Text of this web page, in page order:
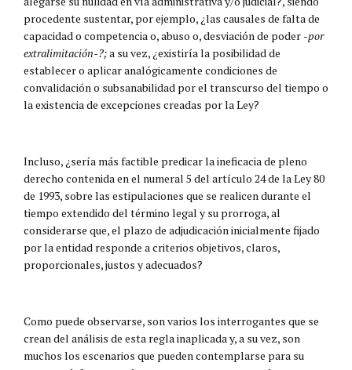
procedente sustentar, por ejemplo, ¿las causales de falta de
capacidad o competencia o, abuso o, desviación de poder -por
extralimitación-?;a su vez, ¿existiría la posibilidad de
establecer o aplicar analógicamente condiciones de
convalidación o subsanabilidad por el transcurso del tiempo o
la existencia de excepciones creadas por la Ley?
Incluso, ¿sería más factible predicar la ineficacia de pleno
derecho contenida en el numeral 5 del artículo 24 de la Ley 80
de 1993, sobre las estipulaciones que se realicen durante el
tiempo extendido del término legal y su prorroga, al
considerarse que, el plazo de adjudicación inicialmente fijado
por la entidad responde a criterios objetivos, claros,
proporcionales, justos y adecuados?
Como puede observarse, son varios los interrogantes que se
crean del análisis de esta regla inaplicada y, a su vez, son
muchos los escenarios que pueden contemplarse para su